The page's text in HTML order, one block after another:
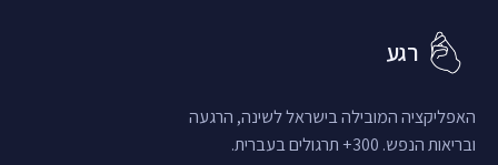
רגע
האפליקציה המובילה בישראל לשינה, הרגעה
ובריאות הנפש. 300+ תרגולים בעברית.